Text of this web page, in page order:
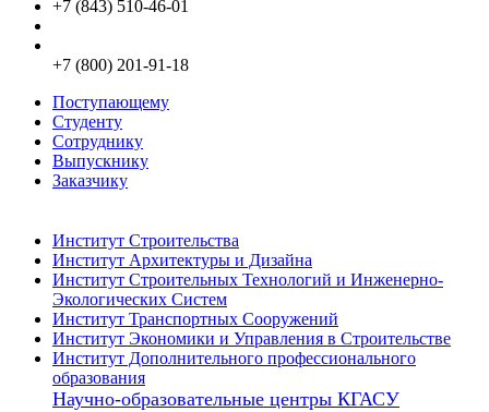
+7 (843) 510-46-01
+7 (800) 201-91-18
Поступающему
Студенту
Сотруднику
Выпускнику
Заказчику
Институт Строительства
Институт Архитектуры и Дизайна
Институт Строительных Технологий и Инженерно-
Экологических Систем
Институт Транспортных Сооружений
Институт Экономики и Управления в Строительстве
Институт Дополнительного профессионального
образования
Научно-образовательные центры КГАСУ